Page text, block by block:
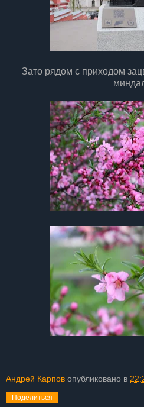
Зато рядом с приходом
Андрей Карпов опубликовано в
Поделиться